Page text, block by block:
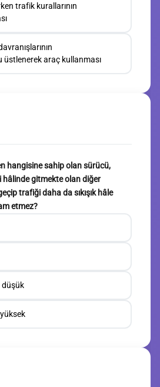
trafik kurallarının
araç kullanması
hangisine sahip olan sürücü,
gitmekte olan diğer
trafiği daha da sıkışık hâle
etmez?
düşük